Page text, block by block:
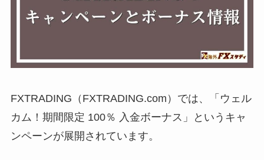
FXTRADING（FXTRADING.com）では、「ウェル
カム！期間限定 100％ 入金ボーナス」というキャ
ンペーンが展開されています。